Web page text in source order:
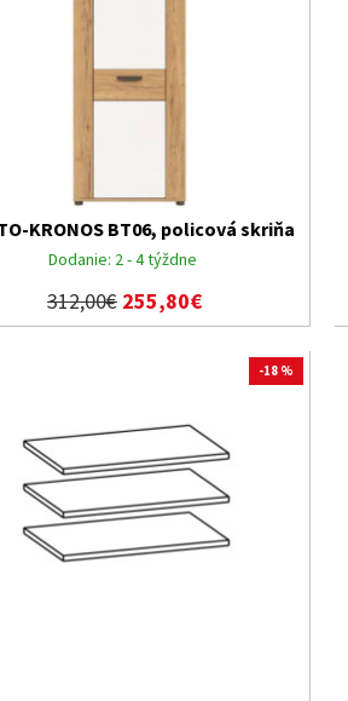
Dodanie: 2 - 4 týždne
KRONOS BT06, policová skriňa
312,00€ 255,80€
-18 %